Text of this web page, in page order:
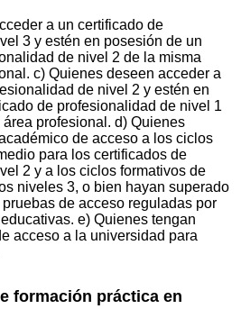
a un certificado de
3 y estén en posesión de un
de nivel 2 de la misma
c) Quienes deseen acceder a
de nivel 2 y estén en
de profesionalidad de nivel 1
profesional. d) Quienes
de acceso a los ciclos
para los certificados de
2 y a los ciclos formativos de
niveles 3, o bien hayan superado
de acceso reguladas por
e) Quienes tengan
acceso a la universidad para
formación práctica en